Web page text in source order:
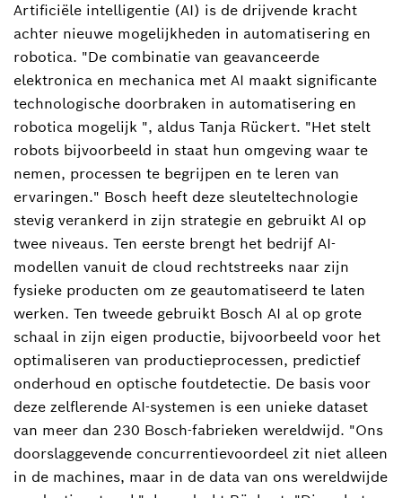
Artificiële intelligentie (AI) is de drijvende kracht
achter nieuwe mogelijkheden in automatisering en
robotica. "De combinatie van geavanceerde
elektronica en mechanica met AI maakt significante
technologische doorbraken in automatisering en
robotica mogelijk ", aldus Tanja Rückert. "Het stelt
robots bijvoorbeeld in staat hun omgeving waar te
nemen, processen te begrijpen en te leren van
ervaringen." Bosch heeft deze sleuteltechnologie
stevig verankerd in zijn strategie en gebruikt AI op
twee niveaus. Ten eerste brengt het bedrijf AI-
modellen vanuit de cloud rechtstreeks naar zijn
fysieke producten om ze geautomatiseerd te laten
werken. Ten tweede gebruikt Bosch AI al op grote
schaal in zijn eigen productie, bijvoorbeeld voor het
optimaliseren van productieprocessen, predictief
onderhoud en optische foutdetectie. De basis voor
deze zelflerende AI-systemen is een unieke dataset
van meer dan 230 Bosch-fabrieken wereldwijd. "Ons
doorslaggevende concurrentievoordeel zit niet alleen
in de machines, maar in de data van ons wereldwijde